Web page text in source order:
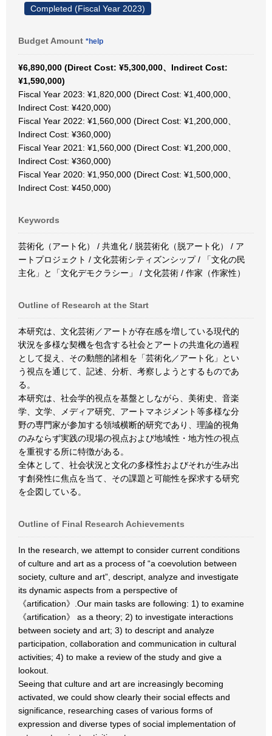
Completed (Fiscal Year 2023)
Budget Amount *help
¥6,890,000 (Direct Cost: ¥5,300,000、Indirect Cost:
¥1,590,000)
Fiscal Year 2023: ¥1,820,000 (Direct Cost: ¥1,400,000、
Indirect Cost: ¥420,000)
Fiscal Year 2022: ¥1,560,000 (Direct Cost: ¥1,200,000、
Indirect Cost: ¥360,000)
Fiscal Year 2021: ¥1,560,000 (Direct Cost: ¥1,200,000、
Indirect Cost: ¥360,000)
Fiscal Year 2020: ¥1,950,000 (Direct Cost: ¥1,500,000、
Indirect Cost: ¥450,000)
Keywords
芸術化（アート化） / 共進化 / 脱芸術化（脱アート化） / ア
ートプロジェクト / 文化芸術シティズンシップ / 「文化の民
主化」と「文化デモクラシー」 / 文化芸術 / 作家（作家性）
Outline of Research at the Start
本研究は、文化芸術／アートが存在感を増している現代的
状況を多様な契機を包含する社会とアートの共進化の過程
として捉え、その動態的諸相を「芸術化／アート化」とい
う視点を通じて、記述、分析、考察しようとするものであ
る。
本研究は、社会学的視点を基盤としながら、美術史、音楽
学、文学、メディア研究、アートマネジメント等多様な分
野の専門家が参加する領域横断的研究であり、理論的視角
のみならず実践の現場の視点および地域性・地方性の視点
を重視する所に特徴がある。
全体として、社会状況と文化の多様性およびそれが生み出
す創発性に焦点を当て、その課題と可能性を探求する研究
を企図している。
Outline of Final Research Achievements
In the research, we attempt to consider current conditions
of culture and art as a process of “a coevolution between
society, culture and art”, descript, analyze and investigate
its dynamic aspects from a perspective of
《artification》.Our main tasks are following: 1) to examine
《artification》 as a theory; 2) to investigate interactions
between society and art; 3) to descript and analyze
participation, collaboration and communication in cultural
activities; 4) to make a review of the study and give a
lookout.
Seeing that culture and art are increasingly becoming
activated, we could show clearly their social effects and
significance, researching cases of various forms of
expression and diverse types of social implementation of